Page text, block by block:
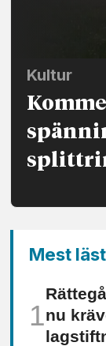
Kultur
Mest
nu